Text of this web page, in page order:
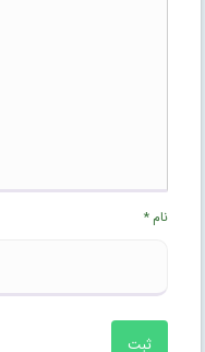
نام*